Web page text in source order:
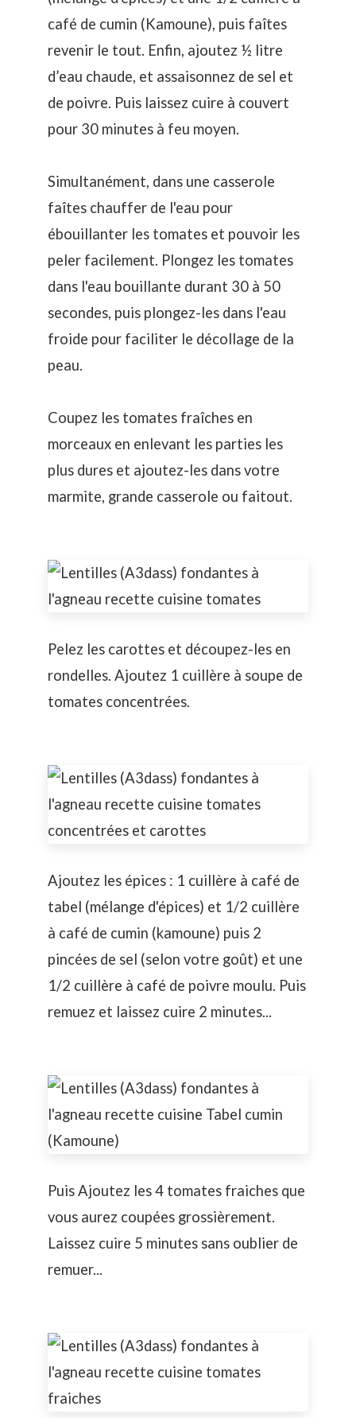
café de cumin (Kamoune), puis faîtes
revenir le tout. Enfin, ajoutez ½ litre
d’eau chaude, et assaisonnez de sel et
de poivre. Puis laissez cuire à couvert
pour 30 minutes à feu moyen.
Simultanément, dans une casserole
faîtes chauffer de l'eau pour
ébouillanter les tomates et pouvoir les
peler facilement. Plongez les tomates
dans l'eau bouillante durant 30 à 50
secondes, puis plongez-les dans l'eau
froide pour faciliter le décollage de la
peau.
Coupez les tomates fraîches en
morceaux en enlevant les parties les
plus dures et ajoutez-les dans votre
marmite, grande casserole ou faitout.
Pelez les carottes et découpez-les en
rondelles. Ajoutez 1 cuillère à soupe de
tomates concentrées.
Ajoutez les épices : 1 cuillère à café de
tabel (mélange d'épices) et 1/2 cuillère
à café de cumin (kamoune) puis 2
pincées de sel (selon votre goût) et une
1/2 cuillère à café de poivre moulu. Puis
remuez et laissez cuire 2 minutes...
Puis Ajoutez les 4 tomates fraiches que
vous aurez coupées grossièrement.
Laissez cuire 5 minutes sans oublier de
remuer...